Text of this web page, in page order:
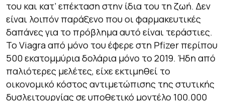
του και κατ’ επέκταση στην ίδια του τη ζωή. Δεν
είναι λοιπόν παράξενο που οι φαρμακευτικές
δαπάνες για το πρόβλημα αυτό είναι τεράστιες.
To Viagra από μόνο του έφερε στη Pfizer περίπου
500 εκατομμύρια δολάρια μόνο το 2019. Ήδη από
παλιότερες μελέτες, είχε εκτιμηθεί το
οικονομικό κόστος αντιμετώπισης της στυτικής
δυσλειτουργίας σε υποθετικό μοντέλο 100.000